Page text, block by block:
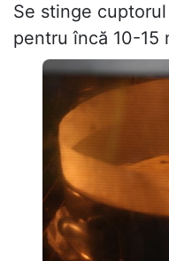
Se stinge
pentru încă 10-15